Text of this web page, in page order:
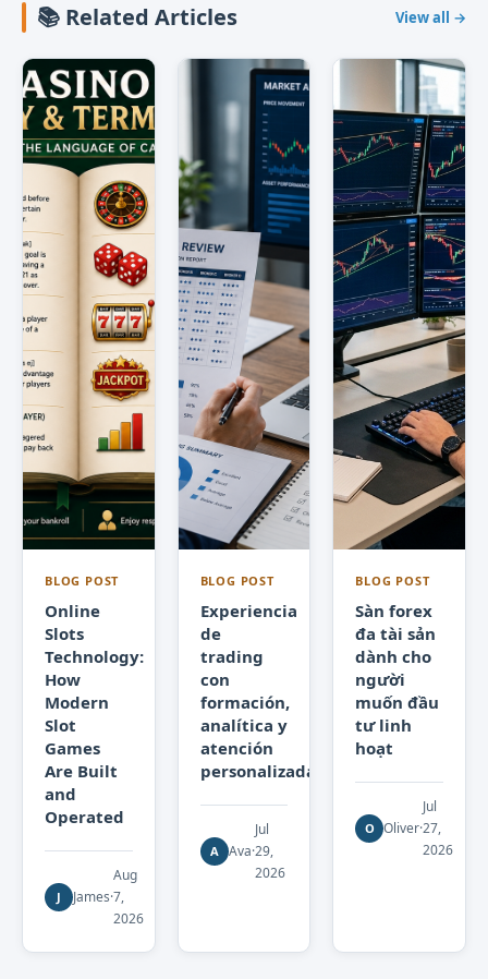
📚 Related Articles View all →
BLOG POST
Online
Slots
Technology:
How
Modern
Slot
Games
Are Built
and
Operated
J James·
Aug
7,
2026
BLOG POST
Experiencia
de
trading
con
formación,
analítica y
atención
personalizada
A Ava·
Jul
29,
2026
BLOG POST
Sàn forex
đa tài sản
dành cho
người
muốn đầu
tư linh
hoạt
O Oliver·
Jul
27,
2026